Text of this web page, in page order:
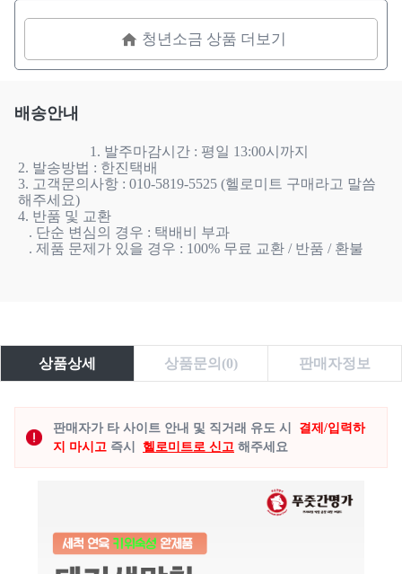
청년소금 상품 더보기
배송안내
2. 발송방법 : 한진택배
3. 고객문의사항 : 010-5819-5525 (헬로미트 구매라고 말씀
해주세요)
4. 반품 및 교환
상품상세 상품문의(0) 판매자정보
판매자가 타 사이트 안내 및 직거래 유도 시
결제/입력하
지 마시고 즉시 헬로미트로 신고 해주세요